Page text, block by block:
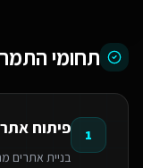
תחומי
1 פיתוח
בניית אתרים